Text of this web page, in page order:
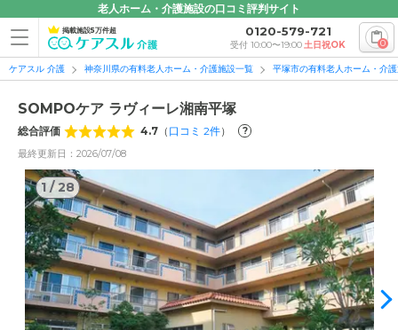
老人ホーム・介護施設の口コミ評判サイト
掲載施設5万件超 0120-579-721
受付 10:00〜19:00土日祝OK 0
ケアスル 介護 神奈川県の有料老人ホーム・介護施設一覧 平塚市の有料老人ホーム・介
SOMPOケア ラヴィーレ湘南平塚
総合評価 4.7 （ 口コミ 2件） ?
最終更新日：2026/07/08
1 /28
1/28